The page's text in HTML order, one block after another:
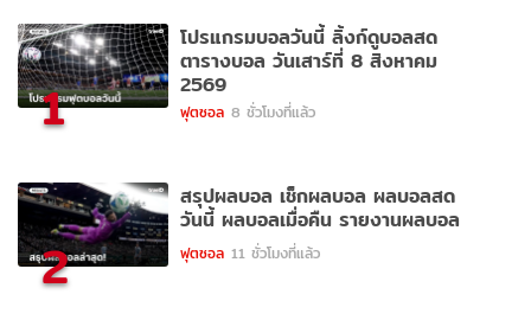
1
โปรแกรมบอลวันนี้ ลิ้งก์ดูบอลสด
ตารางบอล วันเสาร์ที่ 8 สิงหาคม
2569
ฟุตซอล 8 ชั่วโมงที่แล้ว
2
สรุปผลบอล เช็กผลบอล ผลบอลสด
วันนี้ ผลบอลเมื่อคืน รายงานผลบอล
ฟุตซอล 11 ชั่วโมงที่แล้ว